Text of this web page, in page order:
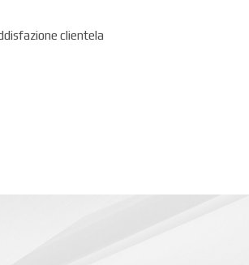
clientela